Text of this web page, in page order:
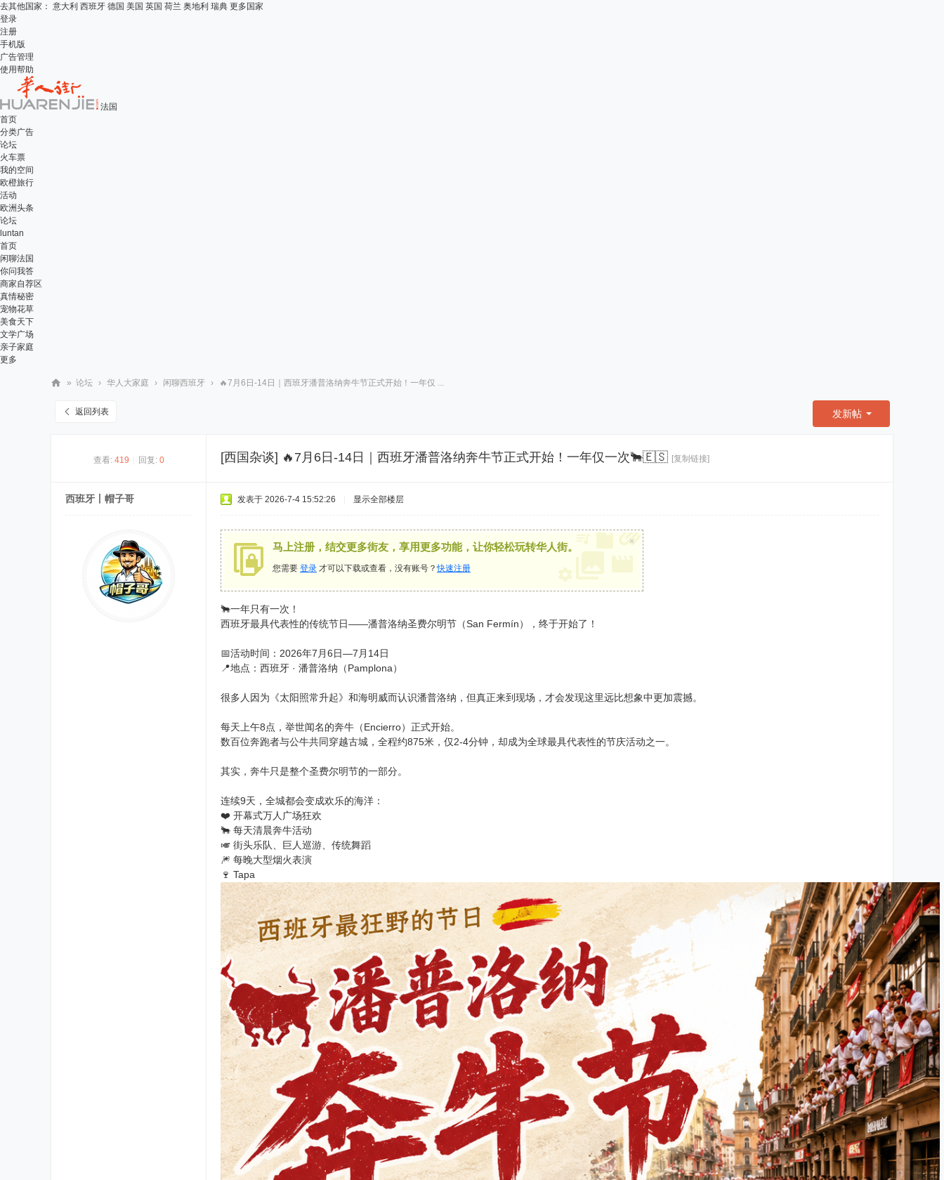
去其他国家： 意大利 西班牙 德国 美国 英国 荷兰 奥地利 瑞典 更多国家
登录
注册
手机版
广告管理
使用帮助
法国
首页
分类广告
论坛
火车票
我的空间
欧橙旅行
活动
欧洲头条
论坛
luntan
首页
闲聊法国
你问我答
商家自荐区
真情秘密
宠物花草
美食天下
文学广场
亲子家庭
更多
» 论坛 › 华人大家庭 › 闲聊西班牙 › 🔥7月6日-14日｜西班牙潘普洛纳奔牛节正式开始！一年仅 ...
返回列表 发新帖
查看: 419 回复: 0 [西国杂谈] 🔥7月6日-14日｜西班牙潘普洛纳奔牛节正式开始！一年仅一次🐂🇪🇸 [复制链接]
西班牙丨帽子哥 发表于 2026-7-4 15:52:26 显示全部楼层
马上注册，结交更多街友，享用更多功能，让你轻松玩转华人街。
您需要 登录 才可以下载或查看，没有账号？快速注册
×
🐂一年只有一次！
西班牙最具代表性的传统节日——潘普洛纳圣费尔明节（San Fermín），终于开始了！
📅活动时间：2026年7月6日—7月14日
📍地点：西班牙 · 潘普洛纳（Pamplona）
很多人因为《太阳照常升起》和海明威而认识潘普洛纳，但真正来到现场，才会发现这里远比想象中更加震撼。
每天上午8点，举世闻名的奔牛（Encierro）正式开始。
数百位奔跑者与公牛共同穿越古城，全程约875米，仅2-4分钟，却成为全球最具代表性的节庆活动之一。
其实，奔牛只是整个圣费尔明节的一部分。
连续9天，全城都会变成欢乐的海洋：
❤️ 开幕式万人广场狂欢
🐂 每天清晨奔牛活动
🎺 街头乐队、巨人巡游、传统舞蹈
🎆 每晚大型烟火表演
🍷 Tapa